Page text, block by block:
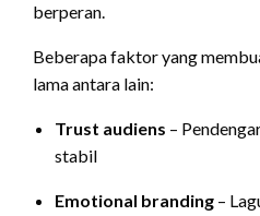
berperan.
Beberapa faktor yang
lama antara lain:
Trust audiens –
stabil
Emotional branding –